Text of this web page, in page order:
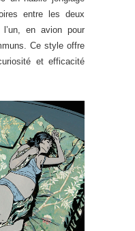
entre les deux
en avion pour
Ce style offre
et efficacité